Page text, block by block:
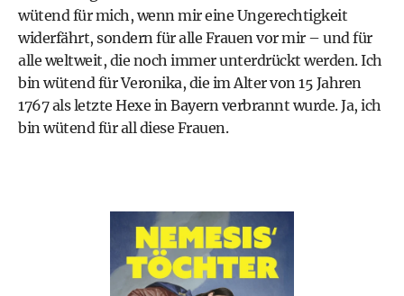
wütend für mich, wenn mir eine Ungerechtigkeit
widerfährt, sondern für alle Frauen vor mir – und für
alle weltweit, die noch immer unterdrückt werden. Ich
bin wütend für Veronika, die im Alter von 15 Jahren
1767 als letzte Hexe in Bayern verbrannt wurde. Ja, ich
bin wütend für all diese Frauen.